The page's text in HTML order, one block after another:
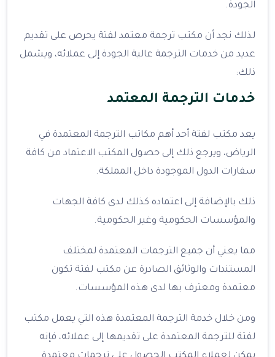
الجودة.
لذلك نجد أن مكتب ترجمة معتمد لفتة يحرص على تقديم
عديد من خدمات الترجمة عالية الجودة إلى عملائه، ويشمل
ذلك:
خدمات الترجمة المعتمد
يعد مكتب لفتة أحد أهم مكاتب الترجمة المعتمدة في
الرياض، ويرجع ذلك إلى حصول المكتب الاعتماد من كافة
سفارات الدول الموجودة داخل المملكة.
ذلك بالإضافة إلى اعتماده كذلك لدى كافة الجهات
والمؤسسات الحكومية وغير الحكومية.
مما يعني أن جميع الترجمات المعتمدة لمختلف
المستندات والوثائق الصادرة عن مكتب لفتة تكون
معتمدة ومعترف بها لدى هذه المؤسسات.
ومن خلال خدمة الترجمة المعتمدة هذه التي يعمل مكتب
لفتة للترجمة المعتمدة على تقديمها إلى عملائه، فإنه